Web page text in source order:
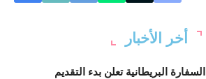
أخر الأخبار
السفارة البريطانية تعلن بدء التقديم